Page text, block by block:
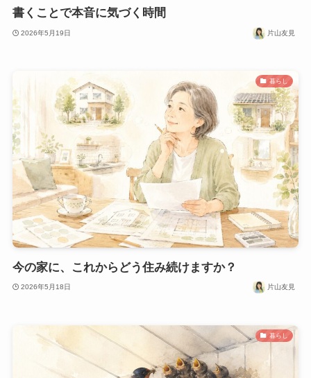
書くことで本音に気づく時間
2026年5月19日 片山友見
暮らし
今の家に、これからどう住み続けますか？
2026年5月18日 片山友見
暮らし